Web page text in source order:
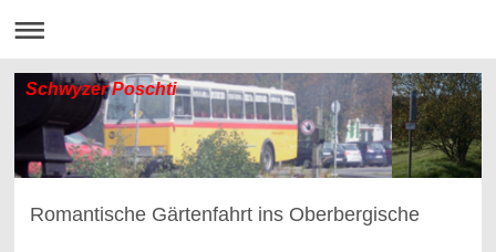
Schwyzer Poschti
Romantische Gärtenfahrt ins Oberbergische